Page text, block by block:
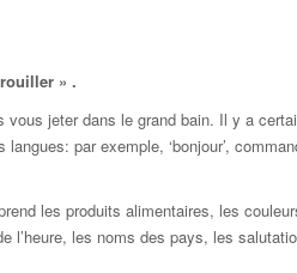
» .
vous jeter dans le grand bain. Il y a
par exemple, ‘bonjour’,
les produits alimentaires, les
l’heure, les noms des pays, les